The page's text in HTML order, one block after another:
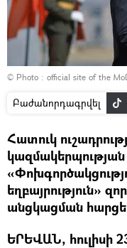
© Photo : official site of the
Բաժանորդագրվել
Հատուկ
եղբայրություն»
անցկացման
ԵՐԵՎԱՆ, հուլիսի